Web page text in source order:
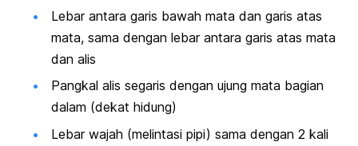
Lebar antara garis bawah mata dan garis atas
mata, sama dengan lebar antara garis atas mata
dan alis
Pangkal alis segaris dengan ujung mata bagian
dalam (dekat hidung)
Lebar wajah (melintasi pipi) sama dengan 2 kali